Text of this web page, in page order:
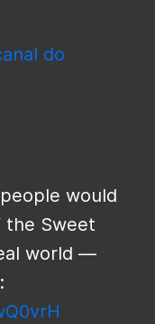
do
would
the Sweet
world —